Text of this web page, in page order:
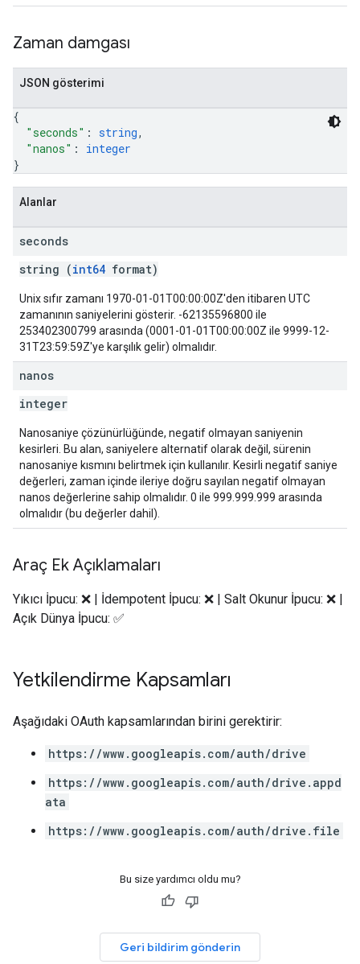
Zaman damgası
JSON gösterimi
{
"seconds" : string,
"nanos" : integer
}
Alanlar
seconds
string (int64 format)
Unix sıfır zamanı 1970-01-01T00:00:00Z'den itibaren UTC
zamanının saniyelerini gösterir. -62135596800 ile
253402300799 arasında (0001-01-01T00:00:00Z ile 9999-12-
31T23:59:59Z'ye karşılık gelir) olmalıdır.
nanos
integer
Nanosaniye çözünürlüğünde, negatif olmayan saniyenin
kesirleri. Bu alan, saniyelere alternatif olarak değil, sürenin
nanosaniye kısmını belirtmek için kullanılır. Kesirli negatif saniye
değerleri, zaman içinde ileriye doğru sayılan negatif olmayan
nanos değerlerine sahip olmalıdır. 0 ile 999.999.999 arasında
olmalıdır (bu değerler dahil).
Araç Ek Açıklamaları
Yıkıcı İpucu: ❌ | İdempotent İpucu: ❌ | Salt Okunur İpucu: ❌ |
Açık Dünya İpucu: ✅
Yetkilendirme Kapsamları
Aşağıdaki OAuth kapsamlarından birini gerektirir:
https://www.googleapis.com/auth/drive
https://www.googleapis.com/auth/drive.appd
ata
https://www.googleapis.com/auth/drive.file
Bu size yardımcı oldu mu?
Geri bildirim gönderin